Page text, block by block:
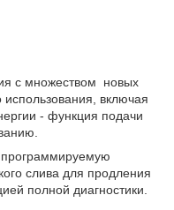
с множеством новых
включая
- функция подачи
слива для продления
полной диагностики.